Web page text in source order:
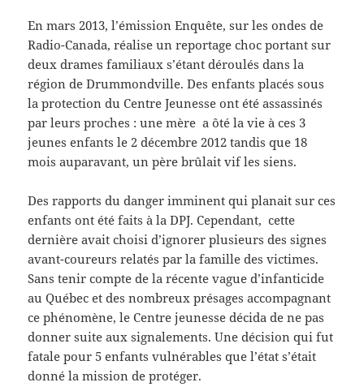
En mars 2013, l’émission Enquête, sur les ondes de
Radio-Canada, réalise un reportage choc portant sur
deux drames familiaux s’étant déroulés dans la
région de Drummondville. Des enfants placés sous
la protection du Centre Jeunesse ont été assassinés
par leurs proches : une mère a ôté la vie à ces 3
jeunes enfants le 2 décembre 2012 tandis que 18
mois auparavant, un père brûlait vif les siens.
Des rapports du danger imminent qui planait sur ces
enfants ont été faits à la DPJ. Cependant, cette
dernière avait choisi d’ignorer plusieurs des signes
avant-coureurs relatés par la famille des victimes.
Sans tenir compte de la récente vague d’infanticide
au Québec et des nombreux présages accompagnant
ce phénomène, le Centre jeunesse décida de ne pas
donner suite aux signalements. Une décision qui fut
fatale pour 5 enfants vulnérables que l’état s’était
donné la mission de protéger.